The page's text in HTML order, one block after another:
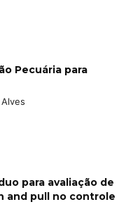
Pecuária para
para avaliação de
and pull no controle